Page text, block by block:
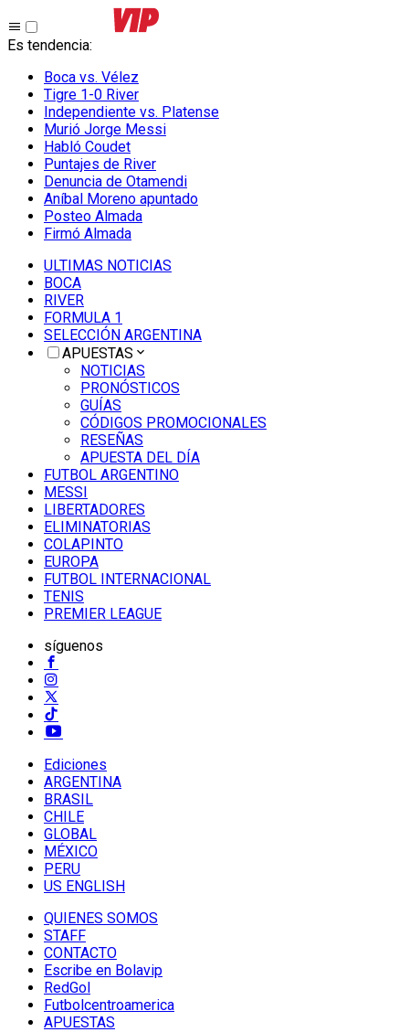
Es tendencia:
Boca vs. Vélez
Tigre 1-0 River
Independiente vs. Platense
Murió Jorge Messi
Habló Coudet
Puntajes de River
Denuncia de Otamendi
Aníbal Moreno apuntado
Posteo Almada
Firmó Almada
ULTIMAS NOTICIAS
BOCA
RIVER
FORMULA 1
SELECCIÓN ARGENTINA
APUESTAS
NOTICIAS
PRONÓSTICOS
GUÍAS
CÓDIGOS PROMOCIONALES
RESEÑAS
APUESTA DEL DÍA
FUTBOL ARGENTINO
MESSI
LIBERTADORES
ELIMINATORIAS
COLAPINTO
EUROPA
FUTBOL INTERNACIONAL
TENIS
PREMIER LEAGUE
síguenos
Ediciones
ARGENTINA
BRASIL
CHILE
GLOBAL
MÉXICO
PERU
US ENGLISH
QUIENES SOMOS
STAFF
CONTACTO
Escribe en Bolavip
RedGol
Futbolcentroamerica
APUESTAS